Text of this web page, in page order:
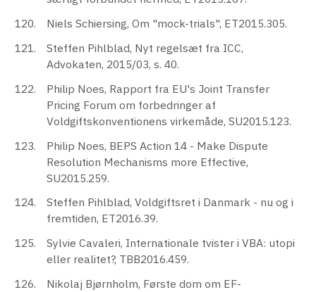
Niels Schiersing, Om "mock-trials", ET2015.305.
Steffen Pihlblad, Nyt regelsæt fra ICC,
Advokaten, 2015/03, s. 40.
Philip Noes, Rapport fra EU's Joint Transfer
Pricing Forum om forbedringer af
Voldgiftskonventionens virkemåde, SU2015.123.
Philip Noes, BEPS Action 14 - Make Dispute
Resolution Mechanisms more Effective,
SU2015.259.
Steffen Pihlblad, Voldgiftsret i Danmark - nu og i
fremtiden, ET2016.39.
Sylvie Cavaleri, Internationale tvister i VBA: utopi
eller realitet?, TBB2016.459.
Nikolaj Bjørnholm, Første dom om EF-